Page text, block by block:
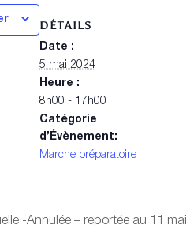
DÉTAILS
Date :
5 mai 2024
Heure :
8h00 - 17h00
Catégorie
d’Évènement:
Marche préparatoire
-Annulée – reportée au 11 mai